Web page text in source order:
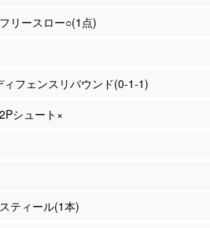
リースロー○(1点)
ィフェンスリバウンド(0-1-1)
シュート×
ティール(1本)